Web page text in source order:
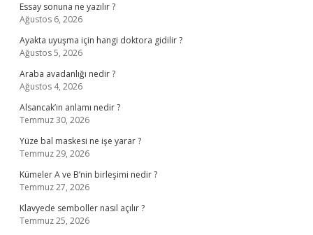
Essay sonuna ne yazılır ?
Ağustos 6, 2026
Ayakta uyuşma için hangi doktora gidilir ?
Ağustos 5, 2026
Araba avadanlığı nedir ?
Ağustos 4, 2026
Alsancak’ın anlamı nedir ?
Temmuz 30, 2026
Yüze bal maskesi ne işe yarar ?
Temmuz 29, 2026
Kümeler A ve B’nin birleşimi nedir ?
Temmuz 27, 2026
Klavyede semboller nasıl açılır ?
Temmuz 25, 2026